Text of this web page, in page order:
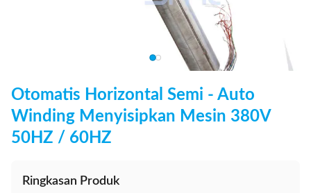
Otomatis Horizontal Semi - Auto
Winding Menyisipkan Mesin 380V
50HZ / 60HZ
Ringkasan Produk